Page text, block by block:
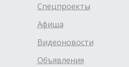
Спецпроекты
Афиша
Видеоновости
Объявления